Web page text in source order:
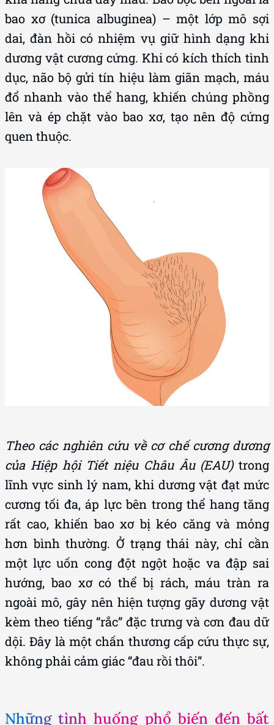
bao xơ (tunica albuginea) – một lớp mô sợi
dai, đàn hồi có nhiệm vụ giữ hình dạng khi
dương vật cương cứng. Khi có kích thích tình
dục, não bộ gửi tín hiệu làm giãn mạch, máu
đổ nhanh vào thể hang, khiến chúng phồng
lên và ép chặt vào bao xơ, tạo nên độ cứng
quen thuộc.
Theo các nghiên cứu về cơ chế cương dương
của Hiệp hội Tiết niệu Châu Âu (EAU) trong
lĩnh vực sinh lý nam, khi dương vật đạt mức
cương tối đa, áp lực bên trong thể hang tăng
rất cao, khiến bao xơ bị kéo căng và mỏng
hơn bình thường. Ở trạng thái này, chỉ cần
một lực uốn cong đột ngột hoặc va đập sai
hướng, bao xơ có thể bị rách, máu tràn ra
ngoài mô, gây nên hiện tượng gãy dương vật
kèm theo tiếng “rắc” đặc trưng và cơn đau dữ
dội. Đây là một chấn thương cấp cứu thực sự,
không phải cảm giác “đau rồi thôi”.
Những tình huống phổ biến đến bất